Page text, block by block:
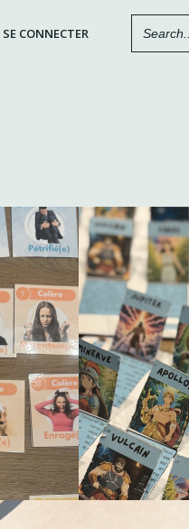
SE CONNECTER